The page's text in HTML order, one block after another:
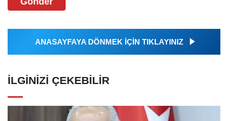
ANASAYFAYA DÖNMEK İÇİN TIKLAYINIZ
İLGINIZI ÇEKEBILIR